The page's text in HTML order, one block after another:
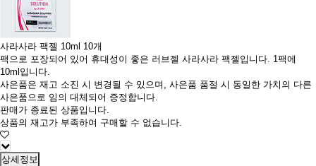
사라사라 팩젤 10ml 10개
팩으로 포장되어 있어 휴대성이 좋은 러브젤 사라사라 팩젤입니다. 1팩에
10ml입니다.
사은품은 재고 소진 시 변경될 수 있으며, 사은품 품절 시 동일한 가치의 다른
사은품으로 임의 대체되어 증정합니다.
판매가 종료된 상품입니다.
상품의 재고가 부족하여 구매할 수 없습니다.
상세정보